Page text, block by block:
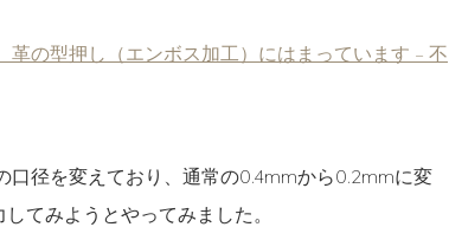
の型押し（エンボス加工）にはまっています – 不
口径を変えており、通常の0.4mmから0.2mmに変
てみようとやってみました。